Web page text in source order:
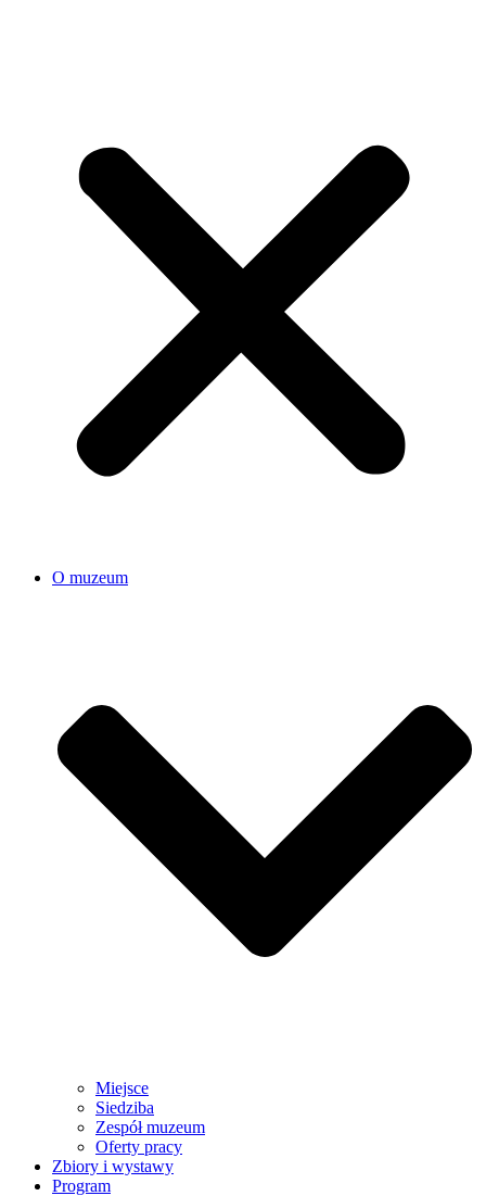
O muzeum
Miejsce
Siedziba
Zespół muzeum
Oferty pracy
Zbiory i wystawy
Program